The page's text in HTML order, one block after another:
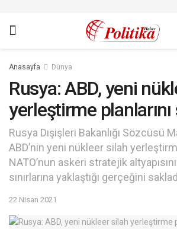
Anasayfa Dünya
Rusya: ABD, yeni
yerleştirme planlarını
Rusya Dışişleri Bakanlığı Sözcüsü
ABD’nin yeni nükleer silah
NATO’nun askeri stratejik
sınırlarına yaklaştığı gerçeğini
22 Nisan 2021